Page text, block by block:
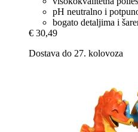
pH neutralno i
bogato detaljima i
€ 30,49
Dostava do 27. kolovoza